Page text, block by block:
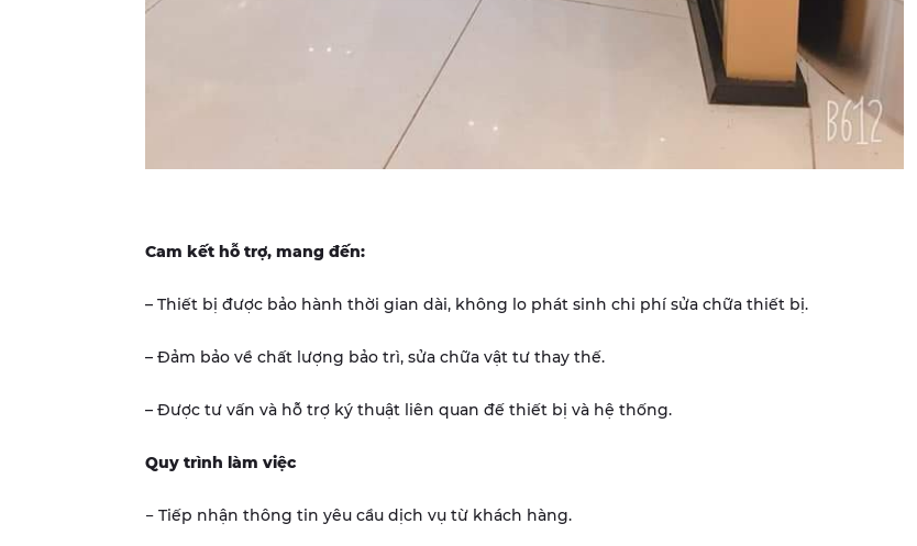
Cam kết hỗ trợ, mang đến:
– Thiết bị được bảo hành thời gian dài, không lo phát sinh chi phí sửa chữa thiết bị.
– Đảm bảo về chất lượng bảo trì, sửa chữa vật tư thay thế.
– Được tư vấn và hỗ trợ ký thuật liên quan đế thiết bị và hệ thống.
Quy trình làm việc
− Tiếp nhận thông tin yêu cầu dịch vụ từ khách hàng.